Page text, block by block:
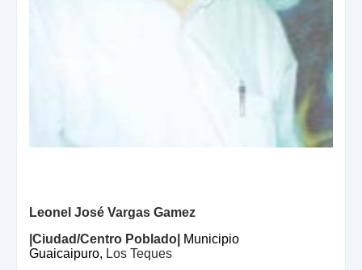
Leonel José Vargas Gamez
|Ciudad/Centro Poblado| Municipio
Guaicaipuro, Los Teques